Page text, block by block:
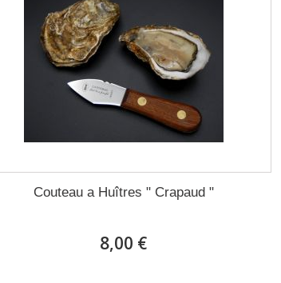
Couteau a Huîtres " Crapaud "
8,00 €